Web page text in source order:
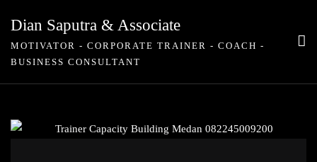
content
Dian Saputra & Associate
MOTIVATOR - CORPORATE TRAINER - COACH -
BUSINESS CONSULTANT